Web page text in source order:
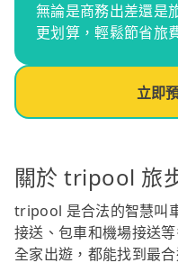
無論是商務出差還是
更划算，輕鬆節省旅
立即
關於 tripool 旅
tripool 是合法的智慧叫
接送、包車和機場接送
全家出遊，都能找到最